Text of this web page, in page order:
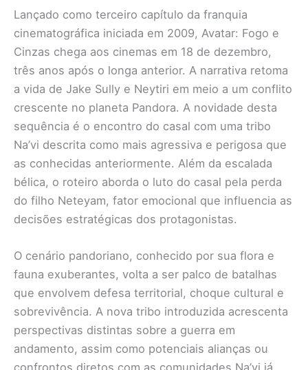
Lançado como terceiro capítulo da franquia
cinematográfica iniciada em 2009, Avatar: Fogo e
Cinzas chega aos cinemas em 18 de dezembro,
três anos após o longa anterior. A narrativa retoma
a vida de Jake Sully e Neytiri em meio a um conflito
crescente no planeta Pandora. A novidade desta
sequência é o encontro do casal com uma tribo
Na’vi descrita como mais agressiva e perigosa que
as conhecidas anteriormente. Além da escalada
bélica, o roteiro aborda o luto do casal pela perda
do filho Neteyam, fator emocional que influencia as
decisões estratégicas dos protagonistas.
O cenário pandoriano, conhecido por sua flora e
fauna exuberantes, volta a ser palco de batalhas
que envolvem defesa territorial, choque cultural e
sobrevivência. A nova tribo introduzida acrescenta
perspectivas distintas sobre a guerra em
andamento, assim como potenciais alianças ou